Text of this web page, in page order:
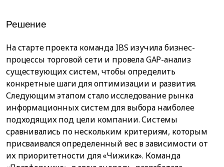
Решение
На старте проекта команда IBS изучила бизнес-
процессы торговой сети и провела GAP-анализ
существующих систем, чтобы определить
конкретные шаги для оптимизации и развития.
Следующим этапом стало исследование рынка
информационных систем для выбора наиболее
подходящих под цели компании. Системы
сравнивались по нескольким критериям, которым
присваивался определенный вес в зависимости от
их приоритетности для «Чижика». Команда